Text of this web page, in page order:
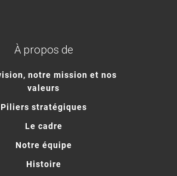
À propos de
notre mission et nos
valeurs
Piliers stratégiques
Le cadre
Notre équipe
Histoire